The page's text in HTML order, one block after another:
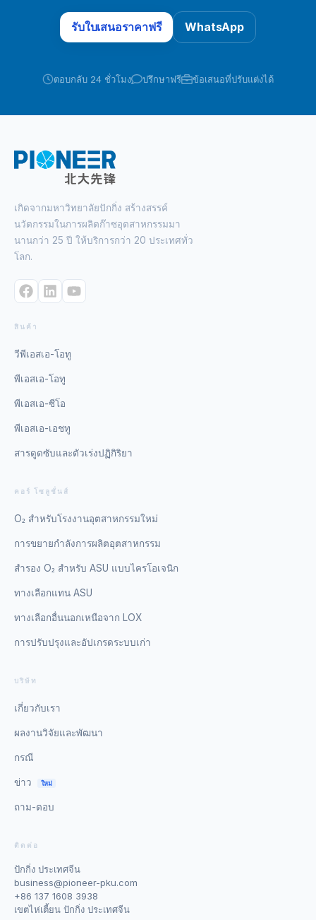
รับใบเสนอราคาฟรี WhatsApp
ตอบกลับ 24 ชั่วโมง ปรึกษาฟรี ข้อเสนอที่ปรับแต่งได้
เกิดจากมหาวิทยาลัยปักกิ่ง สร้างสรรค์
นวัตกรรมในการผลิตก๊าซอุตสาหกรรมมา
นานกว่า 25 ปี ให้บริการกว่า 20 ประเทศทั่ว
โลก.
สินค้า
วีพีเอสเอ-โอทู
พีเอสเอ-โอทู
พีเอสเอ-ซีโอ
พีเอสเอ-เอชทู
สารดูดซับและตัวเร่งปฏิกิริยา
คอร์ โซลูชั่นส์
O₂ สำหรับโรงงานอุตสาหกรรมใหม่
การขยายกำลังการผลิตอุตสาหกรรม
สำรอง O₂ สำหรับ ASU แบบไครโอเจนิก
ทางเลือกแทน ASU
ทางเลือกอื่นนอกเหนือจาก LOX
การปรับปรุงและอัปเกรดระบบเก่า
บริษัท
เกี่ยวกับเรา
ผลงานวิจัยและพัฒนา
กรณี
ข่าว ใหม่
ถาม-ตอบ
ติดต่อ
ปักกิ่ง ประเทศจีน
business@pioneer-pku.com
+86 137 1608 3938
เขตไห่เตี้ยน ปักกิ่ง ประเทศจีน